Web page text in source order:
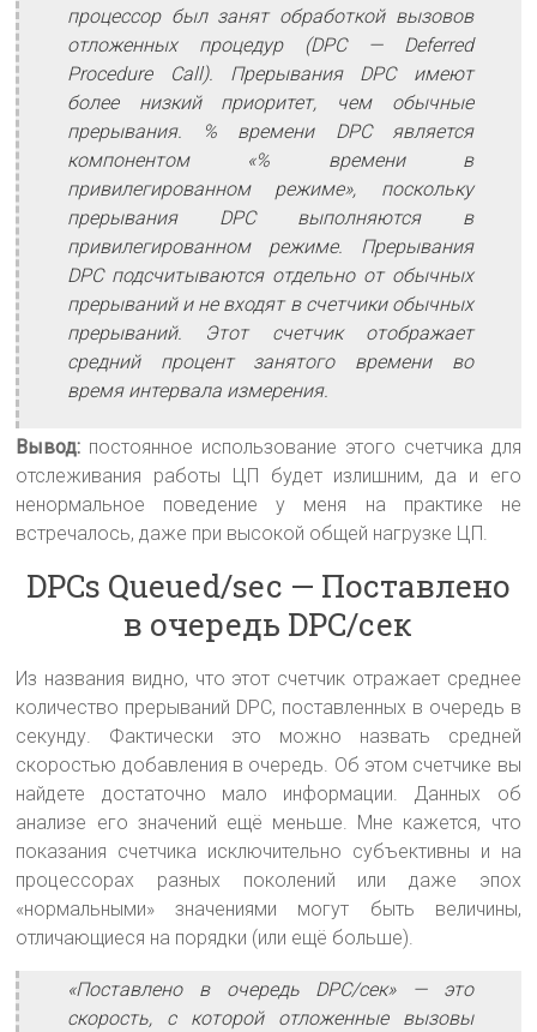
процессор был занят обработкой вызовов
отложенных процедур (DPC — Deferred
Procedure Call). Прерывания DPC имеют
более низкий приоритет, чем обычные
прерывания. % времени DPC является
компонентом «% времени в
привилегированном режиме», поскольку
прерывания DPC выполняются в
привилегированном режиме. Прерывания
DPC подсчитываются отдельно от обычных
прерываний и не входят в счетчики обычных
прерываний. Этот счетчик отображает
средний процент занятого времени во
время интервала измерения.
Вывод: постоянное использование этого счетчика для
отслеживания работы ЦП будет излишним, да и его
ненормальное поведение у меня на практике не
встречалось, даже при высокой общей нагрузке ЦП.
DPCs Queued/sec — Поставлено
в очередь DPC/сек
Из названия видно, что этот счетчик отражает среднее
количество прерываний DPC, поставленных в очередь в
секунду. Фактически это можно назвать средней
скоростью добавления в очередь. Об этом счетчике вы
найдете достаточно мало информации. Данных об
анализе его значений ещё меньше. Мне кажется, что
показания счетчика исключительно субъективны и на
процессорах разных поколений или даже эпох
«нормальными» значениями могут быть величины,
отличающиеся на порядки (или ещё больше).
«Поставлено в очередь DPC/сек» — это
скорость, с которой отложенные вызовы